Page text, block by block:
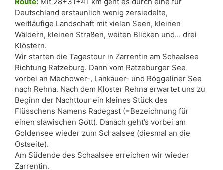
Deutschland erstaunlich wenig zersiedelte,
weitläufige Landschaft mit vielen Seen, kleinen
Wäldern, kleinen Straßen, weiten Blicken und… drei
Klöstern.
Wir starten die Tagestour in Zarrentin am Schaalsee
Richtung Ratzeburg. Dann vom Ratzeburger See
vorbei an Mechower-, Lankauer- und Röggeliner See
nach Rehna. Nach dem Kloster Rehna erwartet uns zu
Beginn der Nachttour ein kleines Stück des
Flüsschens Namens Radegast (=Bezeichnung für
einen slawischen Gott). Danach geht’s vorbei am
Goldensee wieder zum Schaalsee (diesmal an die
Ostseite).
Am Südende des Schaalsee erreichen wir wieder
Zarrentin.